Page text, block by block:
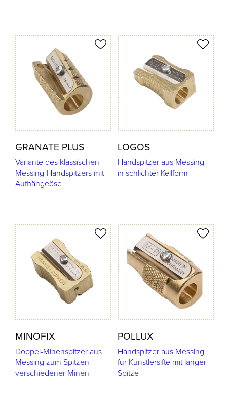
GRANATE PLUS
Variante des klassischen
Messing-Handspitzers mit
Aufhängeöse
merken
LOGOS
Handspitzer aus Messing
in schlichter Keilform
Produkt merken
MINOFIX
Doppel-Minenspitzer aus
Messing zum Spitzen
verschiedener Minen
merken
POLLUX
Handspitzer aus Messing
für Künstlersifte mit langer
Spitze
Produkt merken